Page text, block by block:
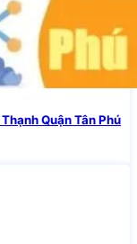
Quận Tân Phú